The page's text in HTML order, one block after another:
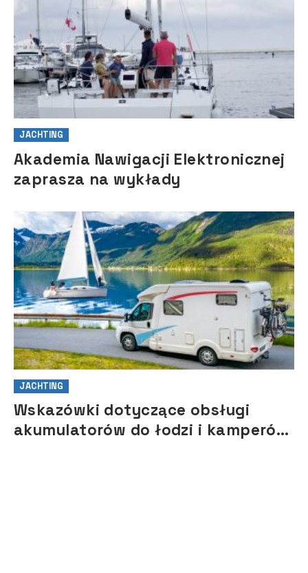
JACHTING
Akademia Nawigacji Elektronicznej
zaprasza na wykłady
JACHTING
Wskazówki dotyczące obsługi
akumulatorów do łodzi i kamperów